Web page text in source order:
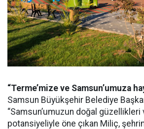
“Terme’mize ve Samsun’umuza
Samsun Büyükşehir Belediye
“Samsun’umuzun doğal
potansiyeliyle öne çıkan Miliç,